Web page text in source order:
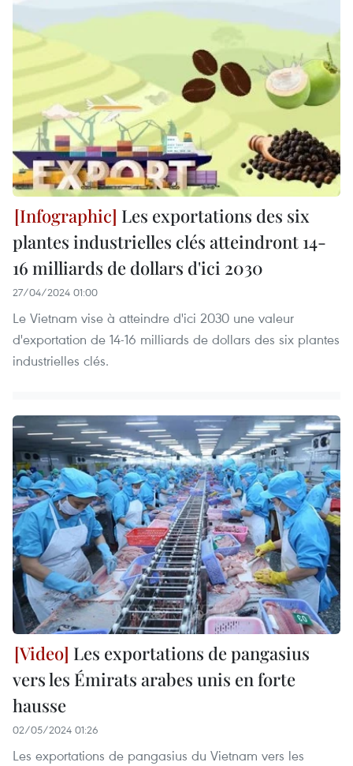
Les exportations des six
plantes industrielles clés atteindront 14-
16 milliards de dollars d'ici 2030
27/04/2024 01:00
Le Vietnam vise à atteindre d'ici 2030 une valeur
d'exportation de 14-16 milliards de dollars des six plantes
industrielles clés.
Les exportations de pangasius
vers les Émirats arabes unis en forte
hausse
02/05/2024 01:26
Les exportations de pangasius du Vietnam vers les